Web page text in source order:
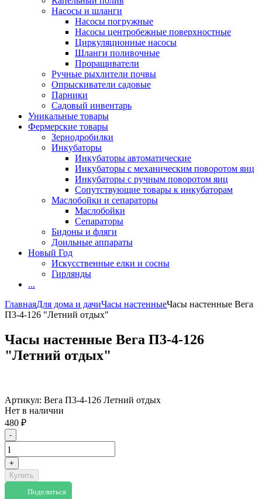
Насосы и шланги
Насосы погружные
Насосы центробежные поверхностные
Циркуляционные насосы
Шланги поливочные
Проращиватели
Ручные рыхлители почвы
Опрыскиватели садовые
Парники
Садовый инвентарь
Уникальные товары
Фермерские товары
Зернодробилки
Инкубаторы
Инкубаторы автоматические
Инкубаторы с механическим поворотом яиц
Инкубаторы с ручным поворотом яиц
Сопутствующие товары к инкубаторам
Маслобойки и сепараторы
Маслобойки
Сепараторы
Бидоны и фляги
Доильные аппараты
Новый Год
Искусственные елки и сосны
Гирлянды
...
ГлавнаяДля дома и дачиЧасы настенныеЧасы настенные Вега
П3-4-126 "Летний отдых"
Часы настенные Вега П3-4-126
"Летний отдых"
Артикул: Вега П3-4-126 Летний отдых
Нет в наличии
480 ₽
-
+
Купить
Поделиться